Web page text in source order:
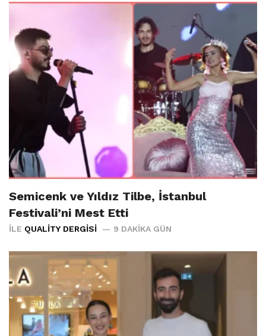
Semicenk ve Yıldız Tilbe, İstanbul
Festivali’ni Mest Etti
İLE QUALITY DERGISI 9 DAKIKA GÜN